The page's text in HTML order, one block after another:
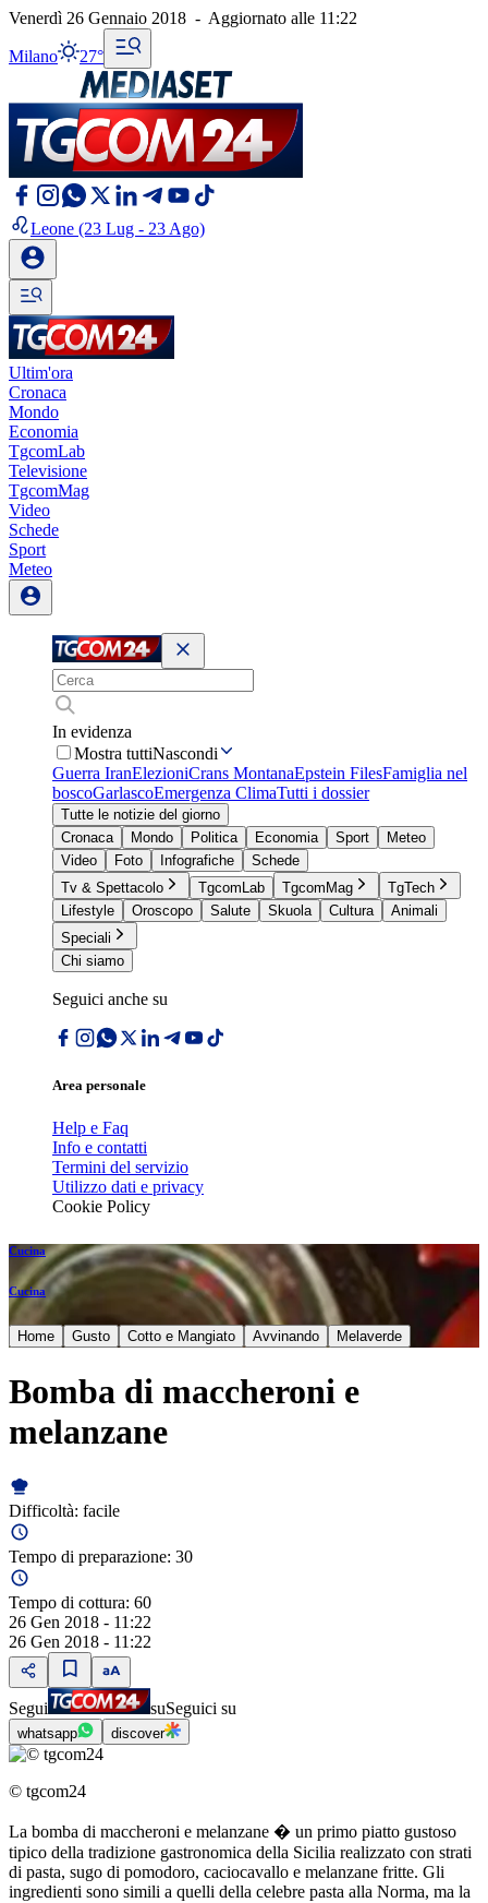
Venerdì 26 Gennaio 2018 - Aggiornato alle 11:22
Milano 27°
Leone (23 Lug - 23 Ago)
Ultim'ora
Cronaca
Mondo
Economia
TgcomLab
Televisione
TgcomMag
Video
Schede
Sport
Meteo
In evidenza
Mostra tuttiNascondi
Guerra IranElezioniCrans MontanaEpstein FilesFamiglia nel
boscoGarlascoEmergenza ClimaTutti i dossier
Tutte le notizie del giorno
Cronaca
Mondo Politica Economia Sport
Meteo
Video
Foto Infografiche
Schede
Tv & Spettacolo
TgcomLab TgcomMag
TgTech
Lifestyle
Oroscopo Salute Skuola Cultura
Animali
Speciali
Chi siamo
Seguici anche su
Area personale
Help e Faq
Info e contatti
Termini del servizio
Utilizzo dati e privacy
Cookie Policy
Cucina
Cucina
Home Gusto Cotto e Mangiato Avvinando Melaverde
Bomba di maccheroni e
melanzane
Difficoltà: facile
Tempo di preparazione: 30
Tempo di cottura: 60
26 Gen 2018 - 11:22
26 Gen 2018 - 11:22
Segui suSeguici su
whatsapp discover
© tgcom24
La bomba di maccheroni e melanzane � un primo piatto gustoso
tipico della tradizione gastronomica della Sicilia realizzato con strati
di pasta, sugo di pomodoro, caciocavallo e melanzane fritte. Gli
ingredienti sono simili a quelli della celebre pasta alla Norma, ma la